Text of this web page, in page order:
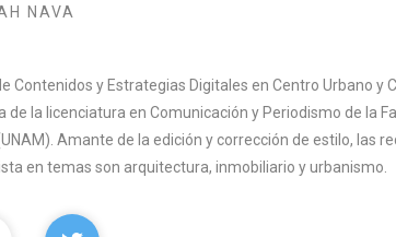
NAVA
Contenidos y Estrategias Digitales en Centro Urbano y
de la licenciatura en Comunicación y Periodismo de la
Amante de la edición y corrección de estilo, las
en temas son arquitectura, inmobiliario y urbanismo.